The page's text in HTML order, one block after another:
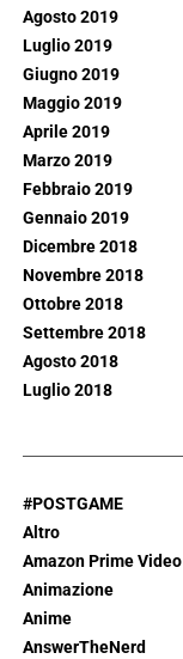
Agosto 2019
Luglio 2019
Giugno 2019
Maggio 2019
Aprile 2019
Marzo 2019
Febbraio 2019
Gennaio 2019
Dicembre 2018
Novembre 2018
Ottobre 2018
Settembre 2018
Agosto 2018
Luglio 2018
#POSTGAME
Altro
Amazon Prime Video
Animazione
Anime
AnswerTheNerd